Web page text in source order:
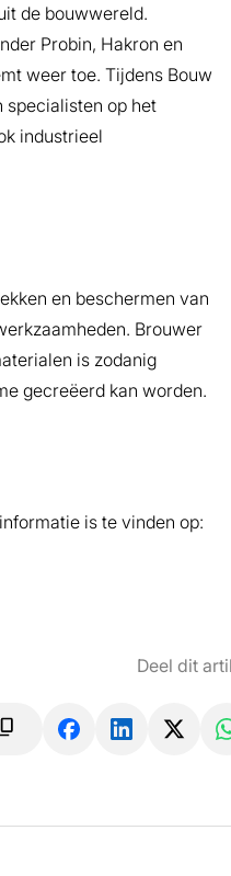
de bouwwereld.
Probin, Hakron en
weer toe. Tijdens Bouw
specialisten op het
industrieel
en beschermen van
Brouwer
is zodanig
gecreëerd kan worden.
is te vinden op:
Deel dit